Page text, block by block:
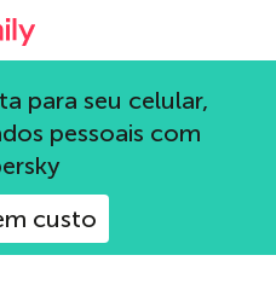
oficial da Kaspersky
para seu celular,
pessoais com
custo